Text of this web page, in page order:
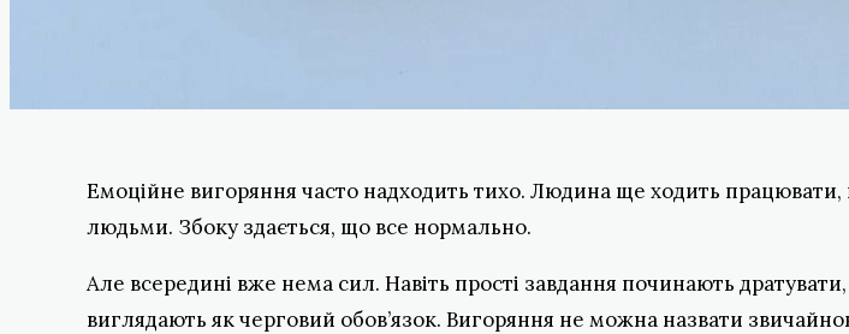
Емоційне вигоряння часто надходить тихо. Людина ще ходить працювати,
людьми. Збоку здається, що все нормально.
Але всередині вже нема сил. Навіть прості завдання починають
виглядають як черговий обов’язок. Вигоряння не можна назвати